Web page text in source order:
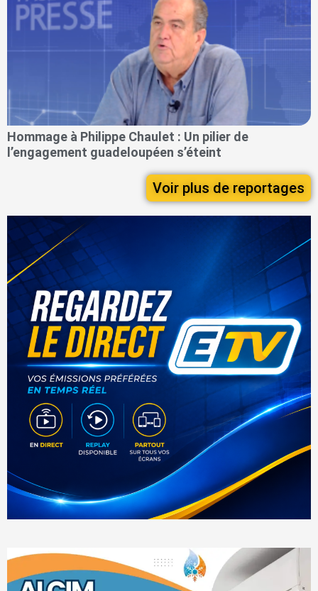
Hommage à Philippe Chaulet : Un pilier de
l’engagement guadeloupéen s’éteint
Voir plus de reportages